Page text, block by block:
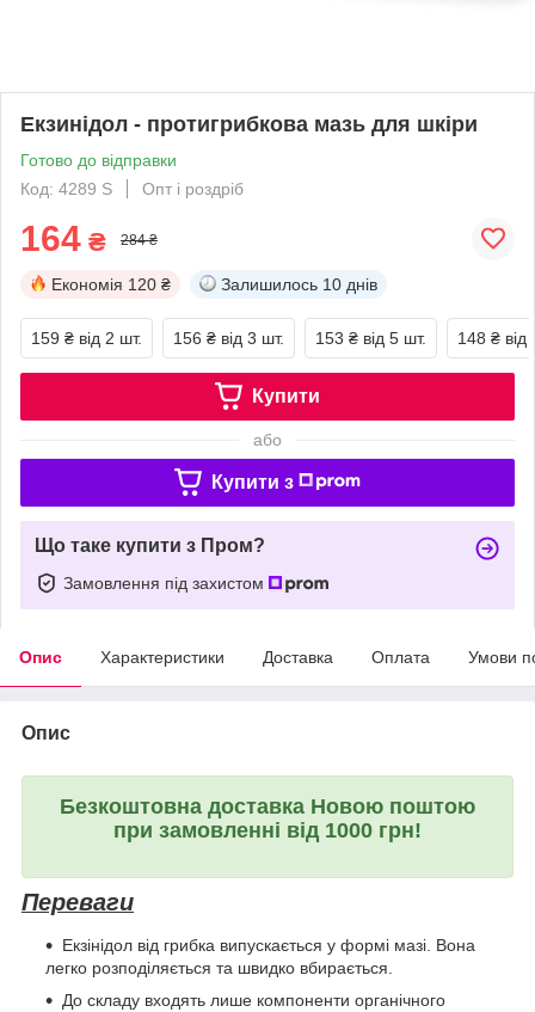
Екзинідол - протигрибкова мазь для шкіри
Готово до відправки
Код: 4289 S
Опт і роздріб
164 ₴ 284 ₴
Економія 120 ₴ Залишилось 10 днів
159 ₴ від 2 шт. 156 ₴ від 3 шт. 153 ₴ від 5 шт. 148 ₴ від
Купити
або
Купити з
Що таке купити з Пром?
Замовлення під захистом
Опис Характеристики Доставка Оплата Умови
Опис
Безкоштовна доставка Новою поштою
при замовленні від 1000 грн!
Переваги
Екзінідол від грибка випускається у формі мазі. Вона
легко розподіляється та швидко вбирається.
До складу входять лише компоненти органічного